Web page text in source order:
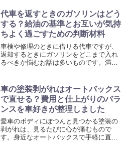
一括払いで購入する際のリスクについて
詳しく調べてみました。現...
代車を返すときのガソリンはどう
する？給油の基準とお互いが気持
ちよく過ごすための判断材料
車検や修理のときに借りる代車ですが、
返却するときにガソリンをどこまで入れ
るべきか悩むお話は多いものです。満タ
は変わってきます。お店のルールや実際
の利用シーンに合わせた判...
車の塗装剥がれはオートバックス
で直せる？費用と仕上がりのバラ
ンスを車好きが整理しました
愛車のボディにぽつんと見つかる塗装の
剥がれは、見るたびに心が痛むもので
す。身近なオートバックスで手軽に直せ